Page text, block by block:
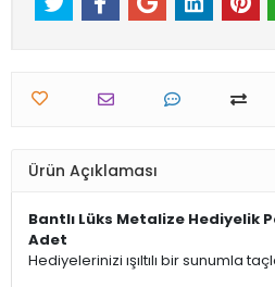
Ürün Açıklaması
Bantlı Lüks Metalize Hediyelik
Adet
Hediyelerinizi ışıltılı bir sunumla